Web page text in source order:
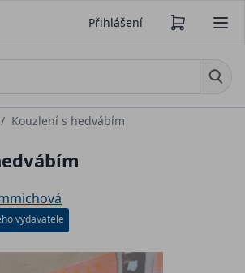
Přihlášení
/ Kouzlení s hedvábím
vydavatele